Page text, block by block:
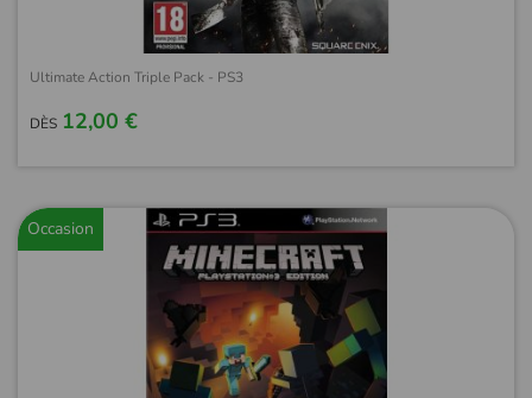
Ultimate Action Triple Pack - PS3
DÈS 12,00 €
Occasion